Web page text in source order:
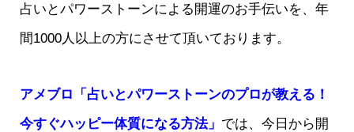
占いとパワーストーンによる開運のお手伝いを、年
間1000人以上の方にさせて頂いております。
アメブロ「占いとパワーストーンのプロが教える！
今すぐハッピー体質になる方法」 では、今日から開